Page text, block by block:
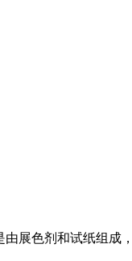
展色剂和试纸组